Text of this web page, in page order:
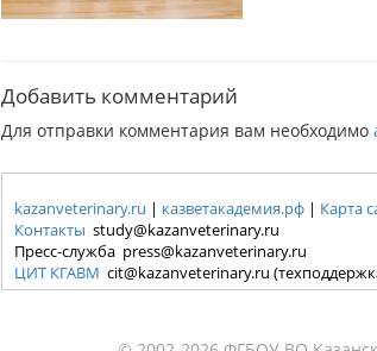
Добавить комментарий
Для отправки комментария вам необходимо
kazanveterinary.ru | казветакадемия.рф | Карта
Контакты study@kazanveterinary.ru
Пресс-служба press@kazanveterinary.ru
ЦИТ КГАВМ cit@kazanveterinary.ru